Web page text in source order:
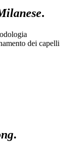
.
dei capelli
.